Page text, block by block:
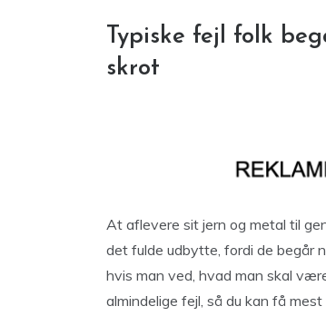
Typiske fejl folk
skrot
At aflevere sit jern og metal til
det fulde udbytte, fordi de begår
hvis man ved, hvad man skal
almindelige fejl, så du kan få